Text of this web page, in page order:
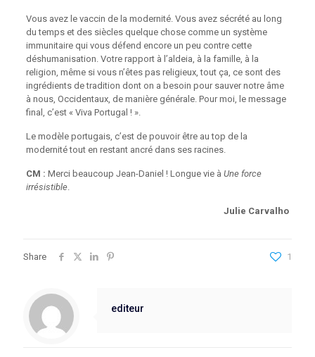
Vous avez le vaccin de la modernité. Vous avez sécrété au long
du temps et des siècles quelque chose comme un système
immunitaire qui vous défend encore un peu contre cette
déshumanisation. Votre rapport à l’aldeia, à la famille, à la
religion, même si vous n’êtes pas religieux, tout ça, ce sont des
ingrédients de tradition dont on a besoin pour sauver notre âme
à nous, Occidentaux, de manière générale. Pour moi, le message
final, c’est « Viva Portugal ! ».
Le modèle portugais, c’est de pouvoir être au top de la
modernité tout en restant ancré dans ses racines.
CM : Merci beaucoup Jean-Daniel ! Longue vie à Une force
irrésistible.
Julie Carvalho
Share 1
editeur